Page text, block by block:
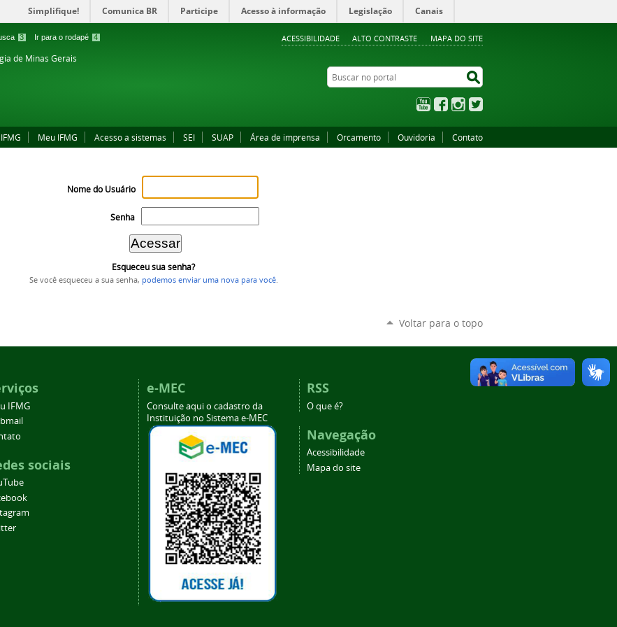
3 Ir para o rodapé 4 ACESSIBILIDADE ALTO CONTRASTE MAPA DO SITE
Simplifique! Comunica BR Participe Acesso à informação Legislação Canais
de Minas Gerais
Buscar no portal
YouTubeFacebookInstagram
Meu IFMG Acesso a sistemas SEI SUAP Área de imprensa Orcamento Ouvidoria Contato
Nome do Usuário
Senha
Esqueceu sua senha?
Se você esqueceu a sua senha, podemos enviar uma nova para você.
Voltar para o topo
IFMG
sociais
e-MEC
Consulte aqui o cadastro da
Instituição no Sistema e-MEC
RSS
O que é?
Navegação
Acessibilidade
Mapa do site